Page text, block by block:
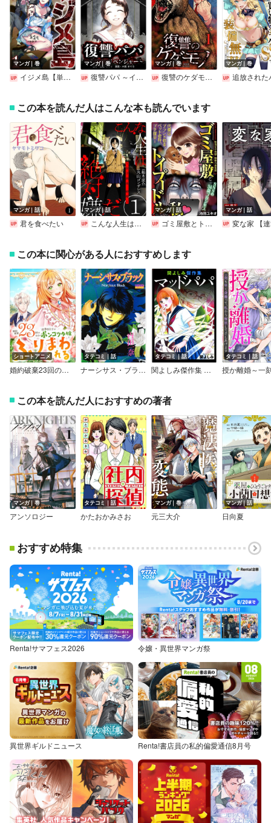
マンガ｜巻
イジメ島【単行本版】
マンガ｜巻
復讐パパ ～イジメ・リベンジャー～【単行本版】
マンガ｜巻
復讐のケダモノ【単行本版】
マンガ｜巻
追放されたパシリ、買い物スキルSSSで装備無双 ～買ったモノを超強化して最強パーティー目指し
この本を読んだ人はこんな本も読んでいます
マンガ｜話
君を食べたい
マンガ｜話
こんな人生は絶対嫌だ［ばら売り］［黒蜜］
マンガ｜話
ゴミ屋敷とトイプードルと私
マンガ｜話
変な家 【連載
この本に関心がある人におすすめします
ショートアニメ
婚約破棄23回の冷血貴公子は田舎のポンコツ令嬢にふりまわされる（ショートアニメ）
タテコミ｜話
ナーシサス・ブラック
タテコミ｜話
関よしみ傑作集 （4） マッドパパ
タテコミ｜話
この本を読んだ人におすすめの著者
マンガ｜巻
アンソロジー
タテコミ｜話
かたおかみさお
マンガ｜巻
元三大介
マンガ｜話
日向夏
おすすめ特集
Renta!サマフェス2026 令嬢・異世界マンガ祭
異世界ギルドニュース Renta!書店員の私的偏愛通信8月号